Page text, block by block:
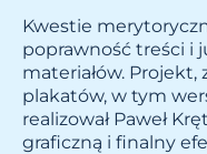
Kwestie
poprawność treści i
materiałów. Projekt,
plakatów, w tym
realizował Paweł
graficzną i finalny